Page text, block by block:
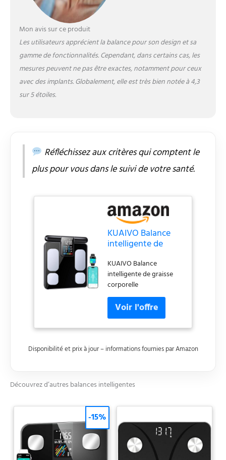
Mon avis sur ce produit
Les utilisateurs apprécient la balance pour son design et sa
gamme de fonctionnalités. Cependant, dans certains cas, les
mesures peuvent ne pas être exactes, notamment pour ceux
avec des implants. Globalement, elle est très bien notée à 4,3
sur 5 étoiles.
Réfléchissez aux critères qui comptent le
plus pour vous dans le suivi de votre santé.
KUAIVO Balance
intelligente de
KUAIVO Balance
intelligente de graisse
corporelle
Disponibilité et prix à jour – informations fournies par Amazon
Découvrez d’autres balances intelligentes
-15%